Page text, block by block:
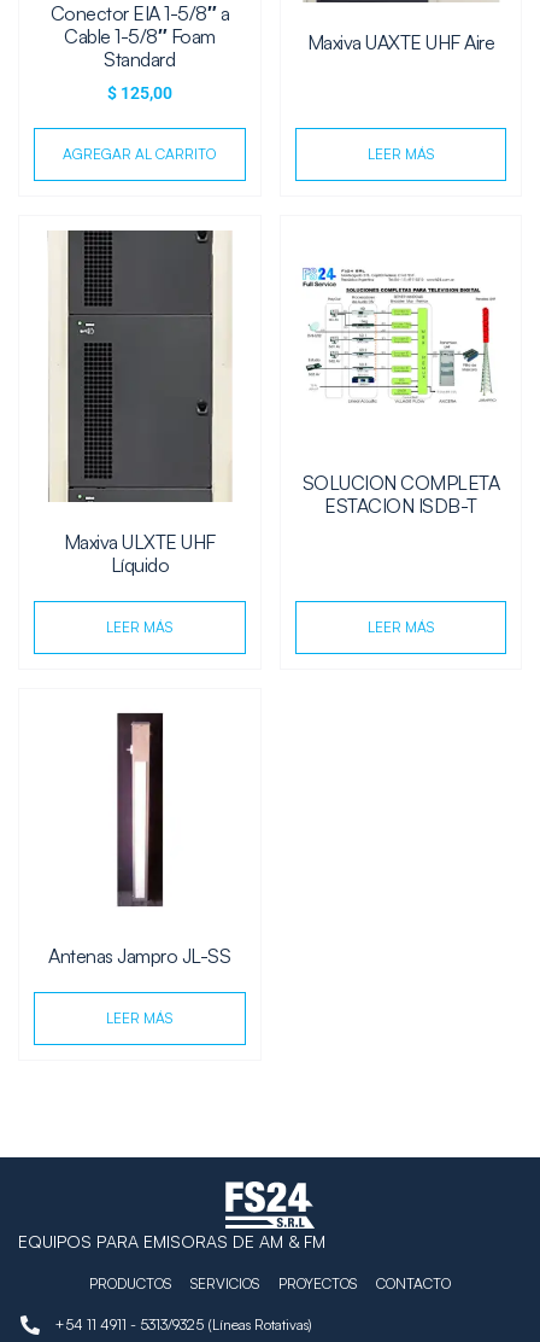
Conector EIA 1-5/8″ a
Cable 1-5/8″ Foam
Standard
$125,00
AGREGAR AL CARRITO
Maxiva UAXTE UHF Aire
LEER MÁS
Maxiva ULXTE UHF
Líquido
LEER MÁS
SOLUCION COMPLETA
ESTACION ISDB-T
LEER MÁS
Antenas Jampro JL-SS
LEER MÁS
EQUIPOS PARA EMISORAS DE AM & FM
PRODUCTOS SERVICIOS PROYECTOS CONTACTO
+54 11 4911 - 5313/9325 (Líneas Rotativas)